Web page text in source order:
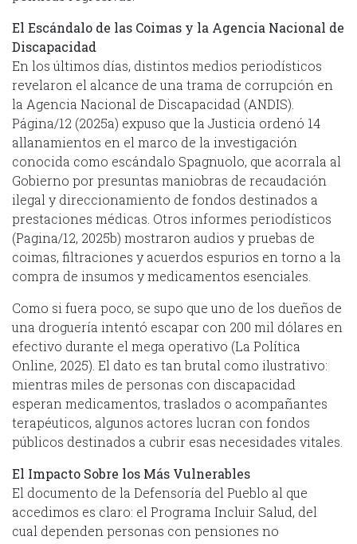
El Escándalo de las Coimas y la Agencia Nacional de
Discapacidad
En los últimos días, distintos medios periodísticos
revelaron el alcance de una trama de corrupción en
la Agencia Nacional de Discapacidad (ANDIS).
Página/12 (2025a) expuso que la Justicia ordenó 14
allanamientos en el marco de la investigación
conocida como escándalo Spagnuolo, que acorrala al
Gobierno por presuntas maniobras de recaudación
ilegal y direccionamiento de fondos destinados a
prestaciones médicas. Otros informes periodísticos
(Pagina/12, 2025b) mostraron audios y pruebas de
coimas, filtraciones y acuerdos espurios en torno a la
compra de insumos y medicamentos esenciales.
Como si fuera poco, se supo que uno de los dueños de
una droguería intentó escapar con 200 mil dólares en
efectivo durante el mega operativo (La Política
Online, 2025). El dato es tan brutal como ilustrativo:
mientras miles de personas con discapacidad
esperan medicamentos, traslados o acompañantes
terapéuticos, algunos actores lucran con fondos
públicos destinados a cubrir esas necesidades vitales.
El Impacto Sobre los Más Vulnerables
El documento de la Defensoría del Pueblo al que
accedimos es claro: el Programa Incluir Salud, del
cual dependen personas con pensiones no